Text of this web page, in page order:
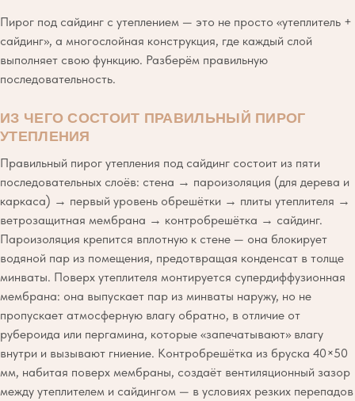
Пирог под сайдинг с утеплением — это не просто «утеплитель +
сайдинг», а многослойная конструкция, где каждый слой
выполняет свою функцию. Разберём правильную
последовательность.
ИЗ ЧЕГО СОСТОИТ ПРАВИЛЬНЫЙ ПИРОГ
УТЕПЛЕНИЯ
Правильный пирог утепления под сайдинг состоит из пяти
последовательных слоёв: стена → пароизоляция (для дерева и
каркаса) → первый уровень обрешётки → плиты утеплителя →
ветрозащитная мембрана → контробрешётка → сайдинг.
Пароизоляция крепится вплотную к стене — она блокирует
водяной пар из помещения, предотвращая конденсат в толще
минваты. Поверх утеплителя монтируется супердиффузионная
мембрана: она выпускает пар из минваты наружу, но не
пропускает атмосферную влагу обратно, в отличие от
рубероида или пергамина, которые «запечатывают» влагу
внутри и вызывают гниение. Контробрешётка из бруска 40×50
мм, набитая поверх мембраны, создаёт вентиляционный зазор
между утеплителем и сайдингом — в условиях резких перепадов